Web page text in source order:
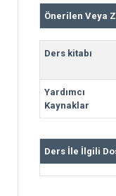
Önerilen Veya
Ders kitabı
Yardımcı
Kaynaklar
Ders İle İlgili